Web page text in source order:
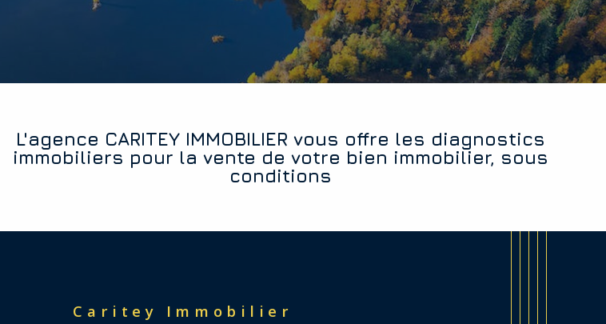
L'agence CARITEY IMMOBILIER vous offre les diagnostics
immobiliers pour la vente de votre bien immobilier, sous
conditions
Caritey Immobilier